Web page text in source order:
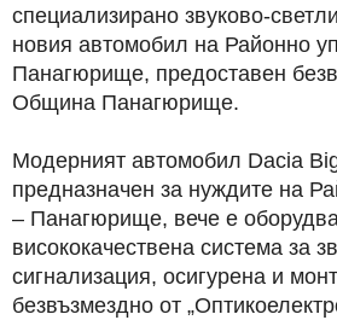
специализирано звуково-
новия автомобил на Районно
Панагюрище, предоставен
Община Панагюрище.
Модерният автомобил Dacia
предназначен за нуждите на
– Панагюрище, вече е
висококачествена система за
сигнализация, осигурена и
безвъзмездно от